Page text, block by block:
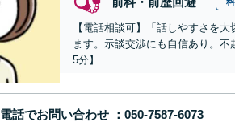
【電話相談可】「話しやすさを
ます。示談交渉にも自信あり。
5分】
電話でお問い合わせ